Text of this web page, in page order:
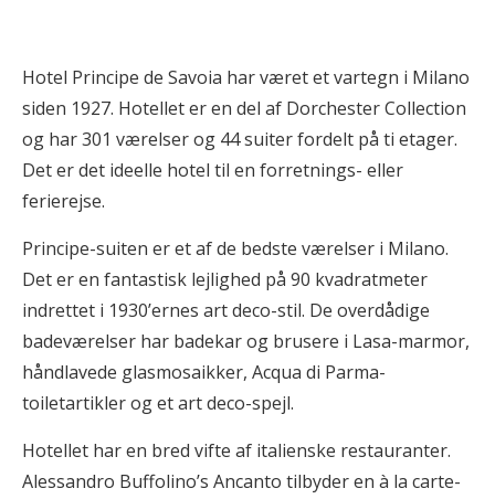
Hotel Principe de Savoia har været et vartegn i Milano
siden 1927. Hotellet er en del af Dorchester Collection
og har 301 værelser og 44 suiter fordelt på ti etager.
Det er det ideelle hotel til en forretnings- eller
ferierejse.
Principe-suiten er et af de bedste værelser i Milano.
Det er en fantastisk lejlighed på 90 kvadratmeter
indrettet i 1930’ernes art deco-stil. De overdådige
badeværelser har badekar og brusere i Lasa-marmor,
håndlavede glasmosaikker, Acqua di Parma-
toiletartikler og et art deco-spejl.
Hotellet har en bred vifte af italienske restauranter.
Alessandro Buffolino’s Ancanto tilbyder en à la carte-